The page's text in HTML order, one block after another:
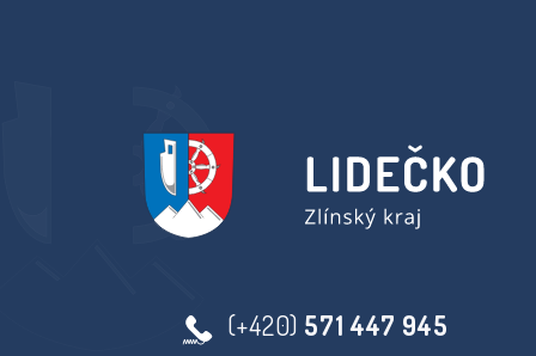
(+420) 571 447 945